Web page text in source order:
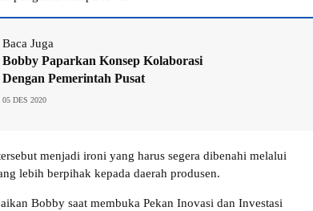
Baca Juga
Bobby Paparkan Konsep Kolaborasi
Dengan Pemerintah Pusat
05 DES 2020
menjadi ironi yang harus segera dibenahi melalui
lebih berpihak kepada daerah produsen.
Bobby saat membuka Pekan Inovasi dan Investasi